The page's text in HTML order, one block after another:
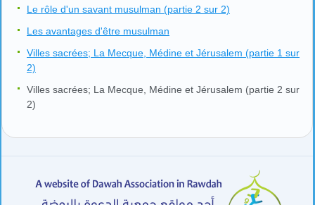
Le rôle d'un savant musulman (partie 2 sur 2)
Les avantages d'être musulman
Villes sacrées; La Mecque, Médine et Jérusalem (partie 1 sur
2)
Villes sacrées; La Mecque, Médine et Jérusalem (partie 2 sur
2)